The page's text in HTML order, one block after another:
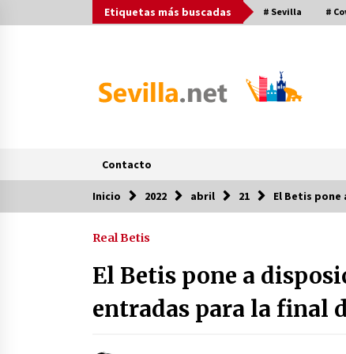
al
Etiquetas más buscadas # Sevilla #
Contacto
Post más buscados
Tras Pelea entre Ultras del Sevilla
FC y Osasuna
11 de diciembre de 2023
Inicio 2022 abril 21 El Betis pone
Real Betis
El Betis pone a
entradas para la final